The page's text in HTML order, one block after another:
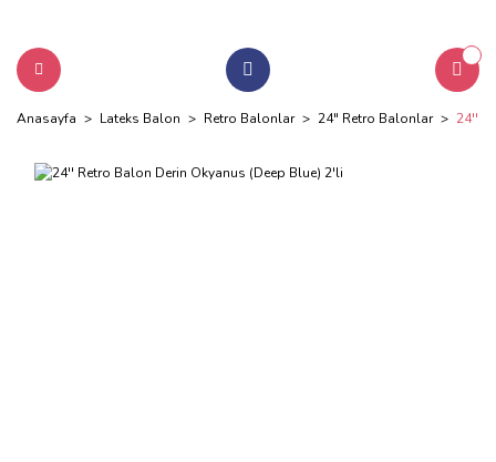
Anasayfa Lateks Balon Retro Balonlar 24" Retro Balonlar 24''